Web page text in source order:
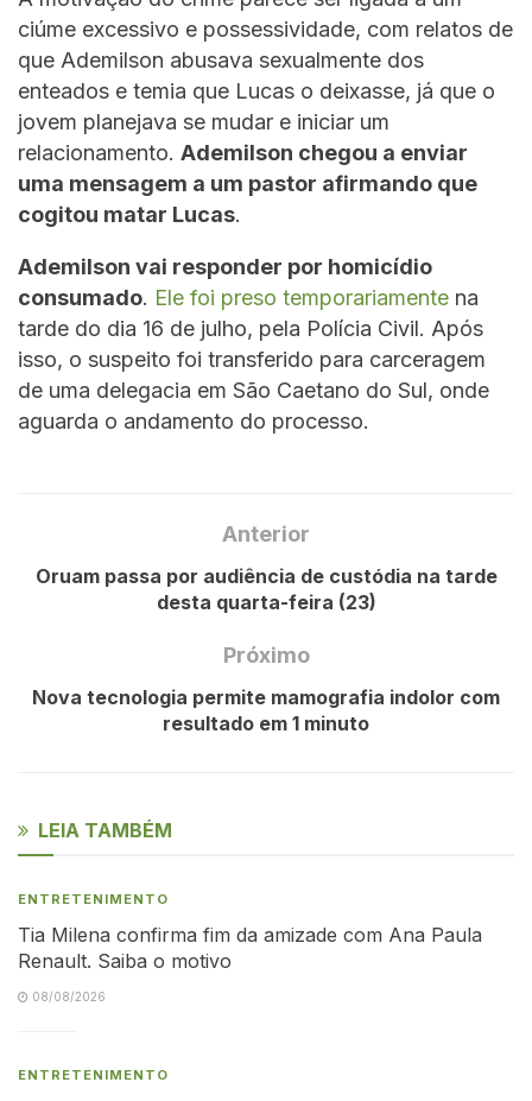
ciúme excessivo e possessividade, com relatos de
que Ademilson abusava sexualmente dos
enteados e temia que Lucas o deixasse, já que o
jovem planejava se mudar e iniciar um
relacionamento. Ademilson chegou a enviar
uma mensagem a um pastor afirmando que
cogitou matar Lucas.
Ademilson vai responder por homicídio
consumado. Ele foi preso temporariamente na
tarde do dia 16 de julho, pela Polícia Civil. Após
isso, o suspeito foi transferido para carceragem
de uma delegacia em São Caetano do Sul, onde
aguarda o andamento do processo.
Anterior
Oruam passa por audiência de custódia na tarde
desta quarta-feira (23)
Próximo
Nova tecnologia permite mamografia indolor com
resultado em 1 minuto
LEIA TAMBÉM
ENTRETENIMENTO
Tia Milena confirma fim da amizade com Ana Paula
Renault. Saiba o motivo
08/08/2026
ENTRETENIMENTO